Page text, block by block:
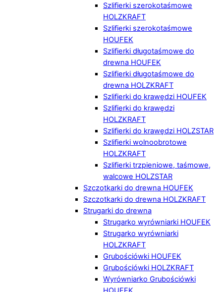
Szlifierki szerokotaśmowe
HOLZKRAFT
Szlifierki szerokotaśmowe
HOUFEK
Szlifierki długotaśmowe do
drewna HOUFEK
Szlifierki długotaśmowe do
drewna HOLZKRAFT
Szlifierki do krawędzi HOUFEK
Szlifierki do krawędzi
HOLZKRAFT
Szlifierki do krawędzi HOLZSTAR
Szlifierki wolnoobrotowe
HOLZKRAFT
Szlifierki trzpieniowe, taśmowe,
walcowe HOLZSTAR
Szczotkarki do drewna HOUFEK
Szczotkarki do drewna HOLZKRAFT
Strugarki do drewna
Strugarko wyrówniarki HOUFEK
Strugarko wyrówniarki
HOLZKRAFT
Grubościówki HOUFEK
Grubościówki HOLZKRAFT
Wyrówniarko Grubościówki